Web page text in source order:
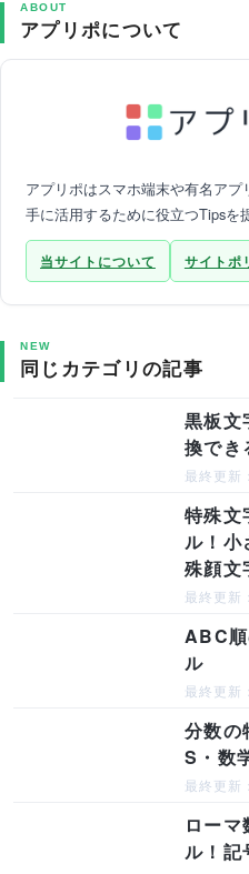
ABOUT
アプリポについて
アプリポはスマホ端末や有名ア
手に活用するために役立つTipsを
当サイトについて サイトポ
NEW
同じカテゴリの記事
黒板文
換でき
最終更新
特殊文
ル！小
殊顔文
最終更新
ABC
ル
最終更新
分数の
S・数
最終更新
ロー
ル！記